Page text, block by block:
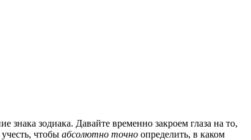
знака зодиака. Давайте временно закроем глаза на то,
чтобы абсолютно точно определить, в каком